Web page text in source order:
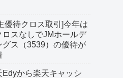
優待クロス取引]今年は
ロスなしでJMホールデ
グス（3539）の優待が
Edyから楽天キャッシ